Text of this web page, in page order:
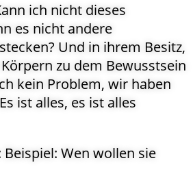
ich nicht dieses
es nicht andere
Und in ihrem Besitz,
zu dem Bewusstsein
kein Problem, wir haben
ist alles, es ist alles
Wen wollen sie